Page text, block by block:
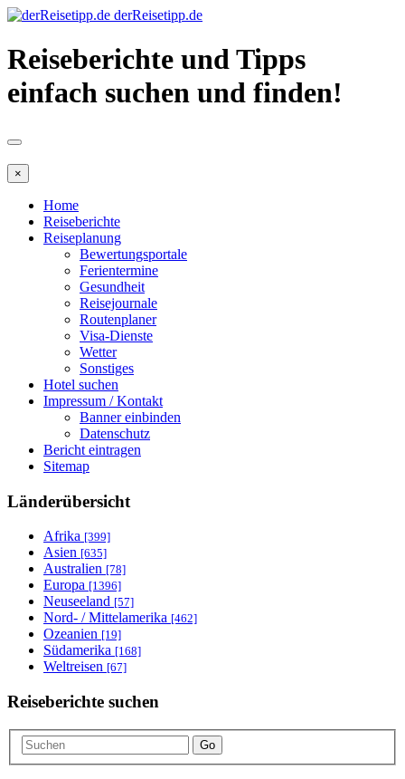
derReisetipp.de
Reiseberichte und Tipps
einfach suchen und finden!
×
Home
Reiseberichte
Reiseplanung
Bewertungsportale
Ferientermine
Gesundheit
Reisejournale
Routenplaner
Visa-Dienste
Wetter
Sonstiges
Hotel suchen
Impressum / Kontakt
Banner einbinden
Datenschutz
Bericht eintragen
Sitemap
Länderübersicht
Afrika [399]
Asien [635]
Australien [78]
Europa [1396]
Neuseeland [57]
Nord- / Mittelamerika [462]
Ozeanien [19]
Südamerika [168]
Weltreisen [67]
Reiseberichte suchen
Go